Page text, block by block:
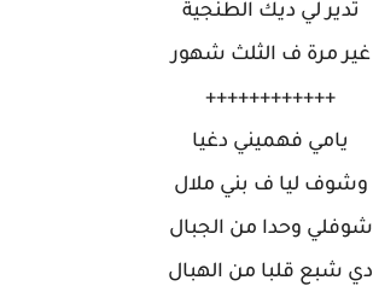
تدير لي ديك الطنجية
غير مرة ف الثلث شهور
++++++++++++
يامي فهميني دغيا
وشوف ليا ف بني ملال
شوفلي وحدا من الجبال
دي شبع قلبا من الهبال